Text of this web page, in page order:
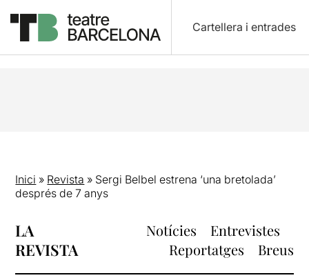
Cartellera i entrades
Inici » Revista » Sergi Belbel estrena ‘una bretolada’
després de 7 anys
LA
REVISTA
Notícies
Entrevistes
Reportatges
Breus